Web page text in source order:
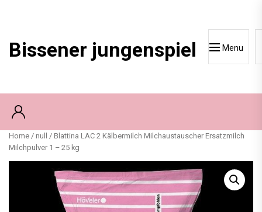
Bissener jungenspiel Menu
Home / null
/ Blattina LAC 2 Kälbermilch Milchaustauscher Ersatzmilch
Milchpulver 1 – 25 kg